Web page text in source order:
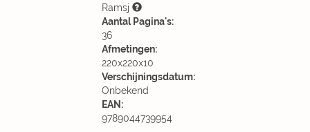
Ramsj
Aantal Pagina's:
36
Afmetingen:
220x220x10
Verschijningsdatum:
Onbekend
EAN:
9789044739954